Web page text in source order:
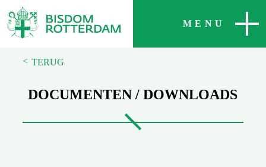
MENU
SLUITEN
< TERUG
DOCUMENTEN / DOWNLOADS